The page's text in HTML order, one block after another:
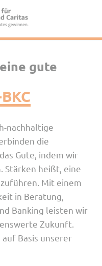
gute
nachhaltige
die
Gute, indem wir
Stärken heißt, eine
Mit einem
in Beratung,
Banking leisten wir
Zukunft.
Basis unserer